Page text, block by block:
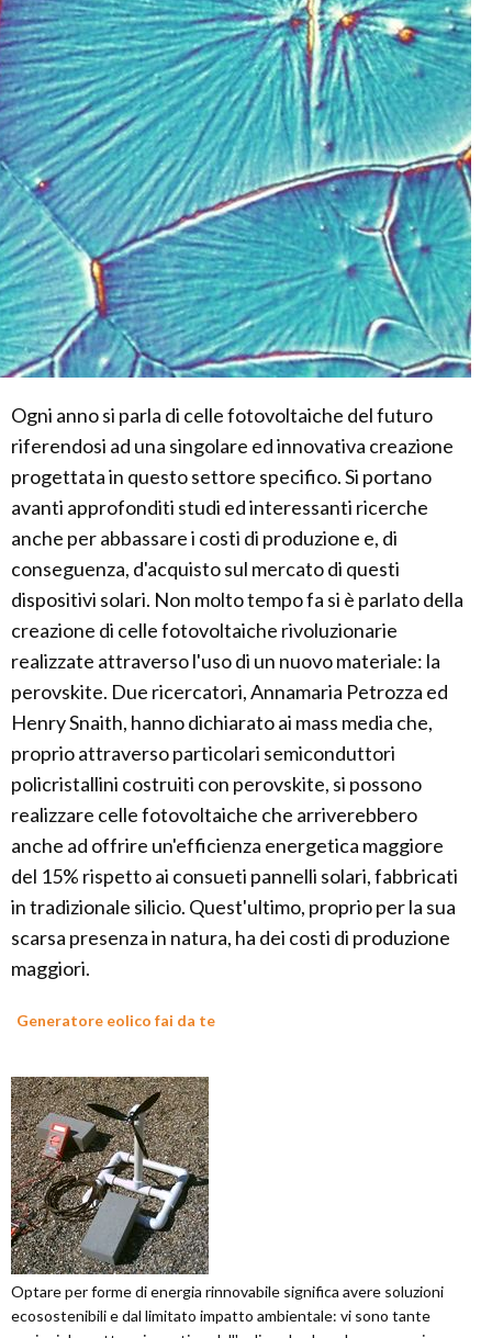
Ogni anno si parla di celle fotovoltaiche del futuro
riferendosi ad una singolare ed innovativa creazione
progettata in questo settore specifico. Si portano
avanti approfonditi studi ed interessanti ricerche
anche per abbassare i costi di produzione e, di
conseguenza, d'acquisto sul mercato di questi
dispositivi solari. Non molto tempo fa si è parlato della
creazione di celle fotovoltaiche rivoluzionarie
realizzate attraverso l'uso di un nuovo materiale: la
perovskite. Due ricercatori, Annamaria Petrozza ed
Henry Snaith, hanno dichiarato ai mass media che,
proprio attraverso particolari semiconduttori
policristallini costruiti con perovskite, si possono
realizzare celle fotovoltaiche che arriverebbero
anche ad offrire un'efficienza energetica maggiore
del 15% rispetto ai consueti pannelli solari, fabbricati
in tradizionale silicio. Quest'ultimo, proprio per la sua
scarsa presenza in natura, ha dei costi di produzione
maggiori.
Generatore eolico fai da te
Optare per forme di energia rinnovabile significa avere soluzioni
ecosostenibili e dal limitato impatto ambientale: vi sono tante